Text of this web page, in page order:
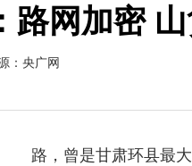
路网加密
：央广网
路，曾是甘肃环县最